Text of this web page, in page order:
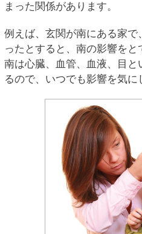
まった関係があります。
例えば、玄関が南にある家
ったとすると、南の影響を
南は心臓、血管、血液、目
るので、いつでも影響を気に